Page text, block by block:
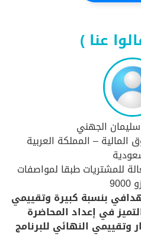
الجهني
المالية – المملكة العربية
للمشتريات طبقا لمواصفات
بنسبة كبيرة وتقييمي
في إعداد المحاضرة
النهائي للبرنامج